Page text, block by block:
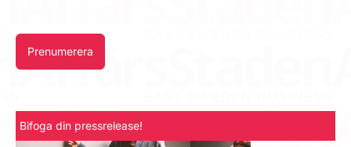
Prenumerera
Bifoga din pressrelease!